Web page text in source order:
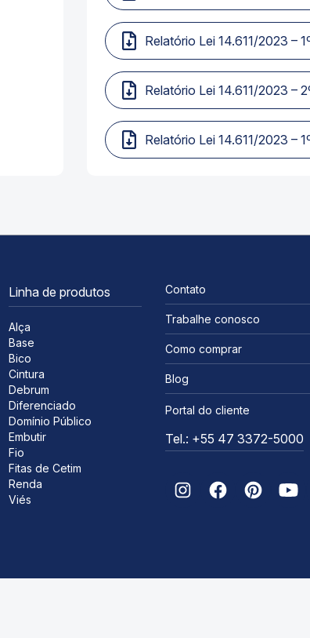
Relatório Lei 14.611/2023 –
Relatório Lei 14.611/2023 –
Relatório Lei 14.611/2023 –
Linha de produtos
Alça
Base
Bico
Cintura
Debrum
Diferenciado
Domínio Público
Embutir
Fio
Fitas de Cetim
Renda
Viés
Contato
Trabalhe conosco
Como comprar
Blog
Portal do cliente
Tel.: +55 47 3372-5000